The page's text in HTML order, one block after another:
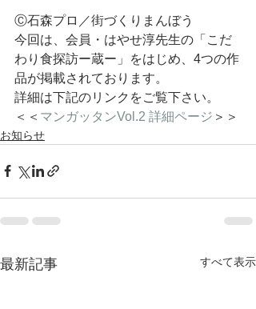
Ⓒ石森プロ／街づくりまんぼう
今回は、会員・はやせ淳先生の「こだ
わり食探訪ー蔵ー」をはじめ、4つの作
品が掲載されております。
詳細は下記のリンクをご覧下さい。
＜＜ マンガッタンVol.2 詳細ページ ＞＞
お知らせ
最新記事 すべて表示